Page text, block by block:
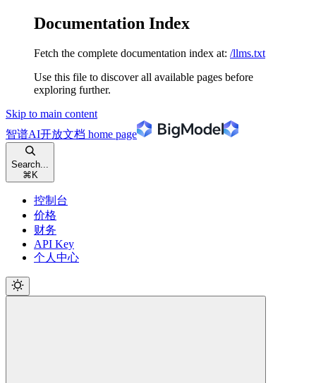
Documentation Index
Fetch the complete documentation index at: /llms.txt
Use this file to discover all available pages before
exploring further.
Skip to main content
智谱AI开放文档 home page
Search...
⌘ K
控制台
价格
财务
API Key
个人中心